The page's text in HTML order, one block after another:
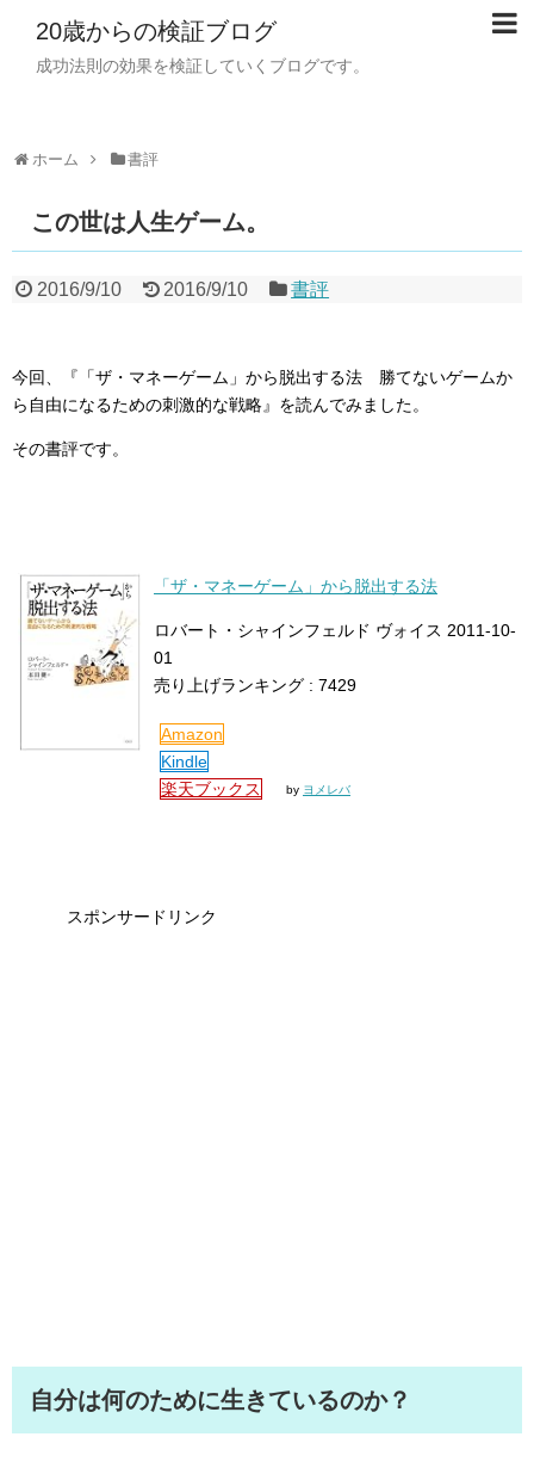
20歳からの検証ブログ
成功法則の効果を検証していくブログです。
ホーム 書評
この世は人生ゲーム。
2016/9/10 2016/9/10 書評
今回、『「ザ・マネーゲーム」から脱出する法 勝てないゲームか
ら自由になるための刺激的な戦略』を読んでみました。
その書評です。
「ザ・マネーゲーム」から脱出する法
ロバート・シャインフェルド ヴォイス 2011-10-
01
売り上げランキング : 7429
Amazon
Kindle
楽天ブックス
by ヨメレバ
スポンサードリンク
自分は何のために生きているのか？